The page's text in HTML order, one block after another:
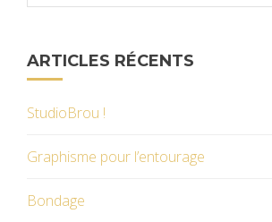
ARTICLES RÉCENTS
StudioBrou !
Graphisme pour l’entourage
Bondage